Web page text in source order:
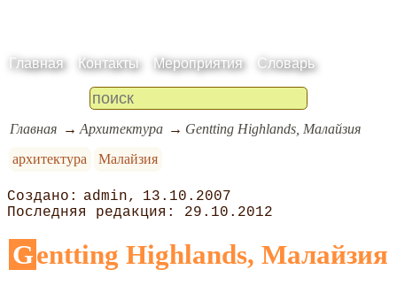
Главная Контакты Мероприятия Словарь
Главная Архитектура
Gentting Highlands, Малайзия
архитектура
Малайзия
admin
13.10.2007
29.10.2012
Gentting Highlands, Малайзия